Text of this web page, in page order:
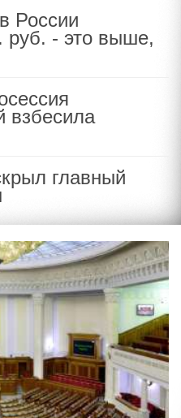
России
руб. - это выше,
взбесила
главный